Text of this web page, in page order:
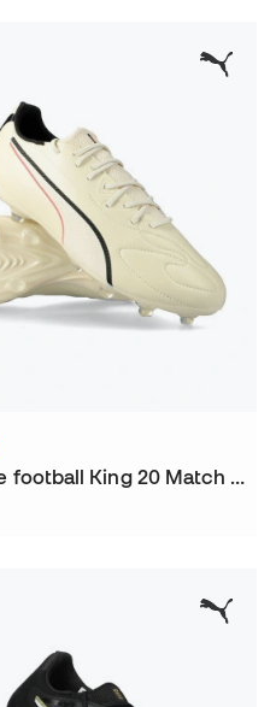
Chaussure de football King 20 Match FG/AG